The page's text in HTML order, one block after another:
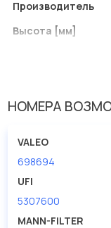
Производитель
Высота [мм]
НОМЕРА
VALEO
698694
UFI
5307600
MANN-FILTER